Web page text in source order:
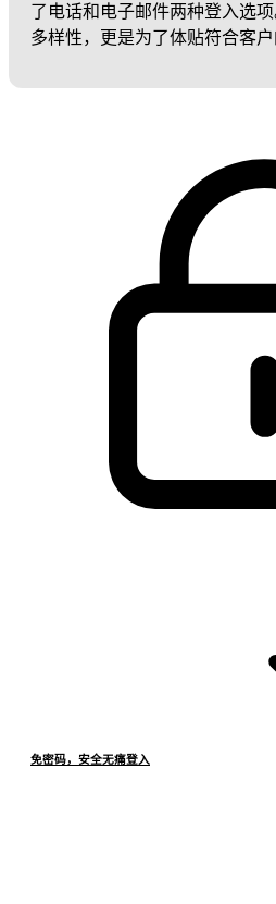
了电话和电子邮件两种登入选
多样性，更是为了体贴符合客户
免密码，安全无痛登入